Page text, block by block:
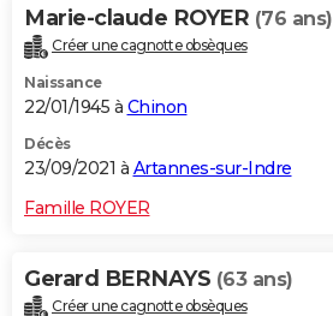
Marie-claude ROYER (76 ans)
Créer une cagnotte obsèques
Naissance
22/01/1945 à Chinon
Décès
23/09/2021 à Artannes-sur-Indre
Famille ROYER
Gerard BERNAYS (63 ans)
Créer une cagnotte obsèques